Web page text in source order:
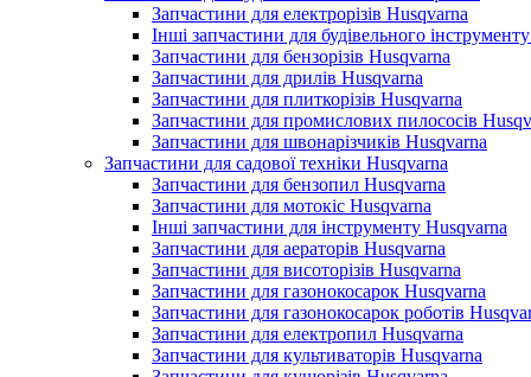
Запчастини для електрорізів Husqvarna
Інші запчастини для будівельного
Запчастини для бензорізів Husqvarna
Запчастини для дрилів Husqvarna
Запчастини для плиткорізів Husqvarna
Запчастини для промислових пилососів
Запчастини для швонарізчиків Husqvarna
Запчастини для садової техніки Husqvarna
Запчастини для бензопил Husqvarna
Запчастини для мотокіс Husqvarna
Інші запчастини для інструменту Husqvarna
Запчастини для аераторів Husqvarna
Запчастини для висоторізів Husqvarna
Запчастини для газонокосарок Husqvarna
Запчастини для газонокосарок роботів
Запчастини для електропил Husqvarna
Запчастини для культиваторів Husqvarna